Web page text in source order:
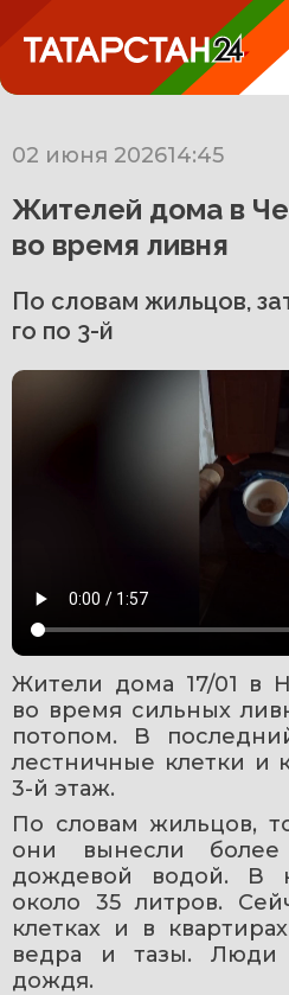
02 июня 202614:45
Жителей дома в
во время ливня
По словам жильцов,
го по 3-й
Жители дома 17/01 в
во время сильных
потопом. В
лестничные клетки и
3-й этаж.
По словам жильцов,
они вынесли
дождевой водой. В
около 35 литров.
клетках и в
ведра и тазы. Люди
дождя.